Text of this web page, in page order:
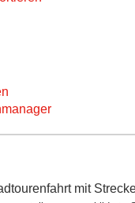
mit